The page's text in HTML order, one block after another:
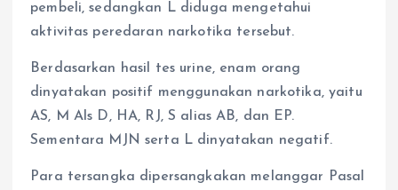
pembeli, sedangkan L diduga mengetahui
aktivitas peredaran narkotika tersebut.
Berdasarkan hasil tes urine, enam orang
dinyatakan positif menggunakan narkotika, yaitu
AS, M Als D, HA, RJ, S alias AB, dan EP.
Sementara MJN serta L dinyatakan negatif.
Para tersangka dipersangkakan melanggar Pasal